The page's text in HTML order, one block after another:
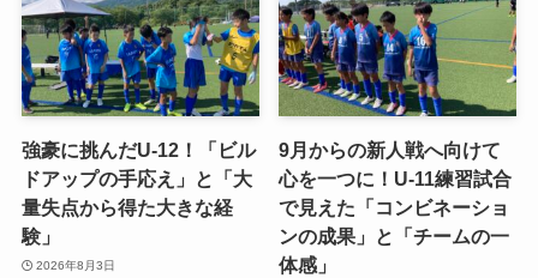
強豪に挑んだU-12！「ビル
ドアップの手応え」と「大
量失点から得た大きな経
験」
2026年8月3日
9月からの新人戦へ向けて
心を一つに！U-11練習試合
で見えた「コンビネーショ
ンの成果」と「チームの一
体感」